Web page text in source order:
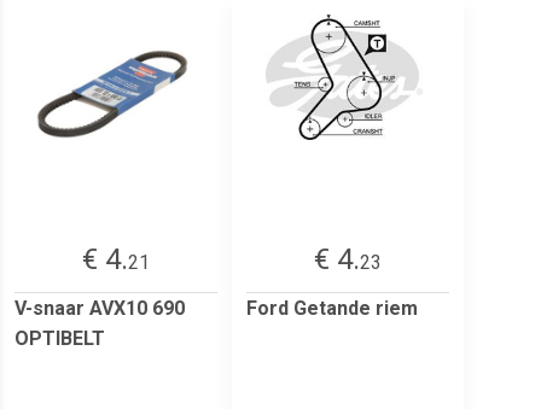
€ 4.21
V-snaar AVX10 690
OPTIBELT
€ 4.23
Ford Getande riem